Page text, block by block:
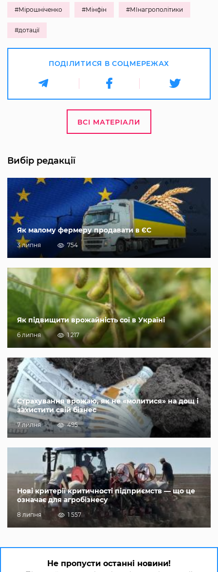
#Мірошніченко #Мінфін #МІнагрополітики
#дотації
ПОДІЛИТИСЯ В СОЦМЕРЕЖАХ
ВСІ МАТЕРІАЛИ
Вибір редакції
Як малому фермеру продавати в ЄС
3 липня 754
Як підвищити врожайність сої в Україні
6 липня 1 217
Страхування врожаю, як не «молитися» на дощ і
захистити свій бізнес
7 липня 495
Нові критерії критичності підприємств — що це
означає для агробізнесу
8 липня 1 557
Не пропусти останні новини!